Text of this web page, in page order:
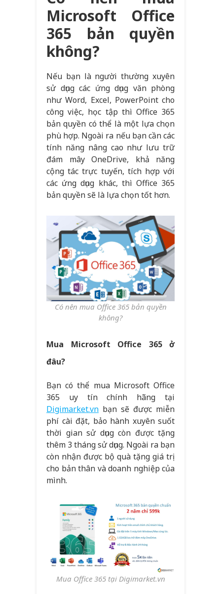
Microsoft Office
365 bản quyền
không?
Nếu bạn là người thường xuyên
sử dụng các ứng dụng văn phòng
như Word, Excel, PowerPoint cho
công việc, học tập thì Office 365
bản quyền có thể là một lựa chọn
phù hợp. Ngoài ra nếu bạn cần các
tính năng nâng cao như lưu trữ
đám mây OneDrive, khả năng
cộng tác trực tuyến, tích hợp với
các ứng dụng khác, thì Office 365
bản quyền sẽ là lựa chọn tốt hơn.
Có nên mua Office 365 bản quyền
không?
Mua Microsoft Office 365 ở
đâu?
Bạn có thể mua Microsoft Office
365 uy tín chính hãng tại
Digimarket.vn bạn sẽ được miễn
phí cài đặt, bảo hành xuyên suốt
thời gian sử dụng còn được tặng
thêm 3 tháng sử dụng. Ngoài ra bạn
còn nhận được bộ quà tặng giá trị
cho bản thân và doanh nghiệp của
mình.
Mua Office 365 tại Digimarket.vn